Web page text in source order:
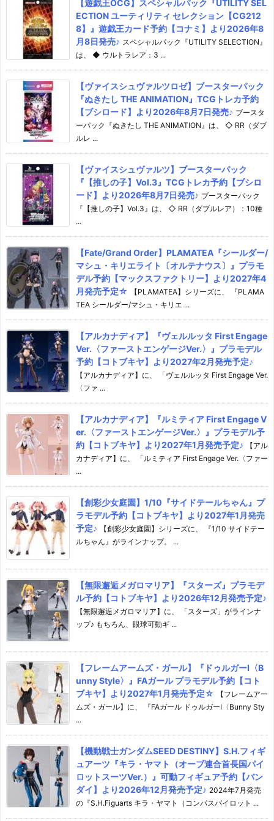
【遊戯王OCG】スペシャルパック『UTILITY SEL
ECTION ユーティリティ セレクション【CG212
8】』遊戯王カード予約【コナミ】より2026年8
月8日発売♪ スペシャルパック『UTILITY SELECTION』
は、 ◆ ウルトラレア：3 ...
【ヴァイスシュヴァルツロゼ】ブースターパック
『ぬきたし THE ANIMATION』TCGトレカ予約
【ブシロード】より2026年8月7日発売♪ ブースタ
ーパック『ぬきたし THE ANIMATION』は、 ◇ RR（ダブ
ルレ ...
【ヴァイスシュヴァルツ】ブースターパック
『【推しの子】Vol.3』TCGトレカ予約【ブシロ
ード】より2026年8月7日発売♪ ブースターパック
『【推しの子】Vol.3』は、 ◇ RR（ダブルレア）：10種
...
【Fate/Grand Order】PLAMATEA『シールダー/
マシュ・キリエライト〔オルテナウス〕』プラモ
デル予約【マックスファクトリー】より2027年4
月発売予定☆
【PLAMATEA】シリーズに、 『PLAMA
TEA シールダー/マシュ・キリエ ...
【アルカナディア】『ヴェルルッタ First Engage
Ver.〈ファーストエンゲージVer.〉』プラモデル
予約【コトブキヤ】より2027年2月発売予定♪
【アルカナディア】に、 「ヴェルルッタ First Engage Ver.
〈ファ ...
【アルカナディア】『ルミティア First Engage V
er.〈ファーストエンゲージVer.〉』プラモデル予
約【コトブキヤ】より2027年1月発売予定♪
【アル
カナディア】に、 「ルミティア First Engage Ver.〈ファー
...
【創彩少女庭園】1/10『サイドテールちゃん』プ
ラモデル予約【コトブキヤ】より2027年1月発売
予定♪
【創彩少女庭園】シリーズに、 『1/10 サイドテー
ルちゃん』がラインナップ。 ...
【無限邂逅メガロマリア】『スターズ』プラモデ
ル予約【コトブキヤ】より2026年12月発売予定♪
【無限邂逅メガロマリア】に、 「スターズ」がラインナ
ップ♪ もちろん、眼球可動ギ ...
【フレームアームズ・ガール】『ドゥルガーI〈B
unny Style〉』FAガール プラモデル予約【コト
ブキヤ】より2027年1月発売予定☆
【フレームアー
ムズ・ガール】に、 『FAガール ドゥルガーI〈Bunny Sty
...
【機動戦士ガンダムSEED DESTINY】S.H.フィギ
ュアーツ『キラ・ヤマト（オーブ連合首長国パイ
ロットスーツVer.）』可動フィギュア予約【バン
ダイ】より2026年12月発売予定♪ 2024年7月発売
の『S.H.Figuarts キラ・ヤマト（コンパスパイロット ...